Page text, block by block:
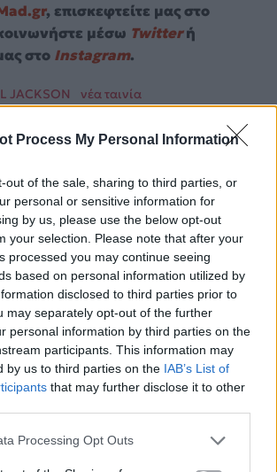
Process My Personal Information
out of the sale, sharing to third parties, or
personal or sensitive information for
by us, please use the below opt-out
your selection. Please note that after your
processed you may continue seeing
based on personal information utilized by
disclosed to third parties prior to
may separately opt-out of the further
personal information by third parties on the
participants. This information may
by us to third parties on the IAB’s List of
that may further disclose it to other
Processing Opt Outs
, επισκεφτείτε μας στο
μέσω Twitterή
στο Instagram.
JACKSON νέα ταινία
Ακολουθήστε το
News
Ακολουθήστε το
Mad.gr στο MSN
αυτό το άρθρο